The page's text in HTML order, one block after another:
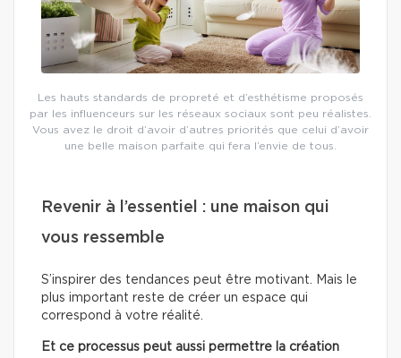
Les hauts standards de propreté et d’esthétisme proposés
par les influenceurs sur les réseaux sociaux sont peu réalistes.
Vous avez le droit d’avoir d’autres priorités que celui d’avoir
une belle maison parfaite qui fera l’envie de tous.
Revenir à l’essentiel : une maison qui
vous ressemble
S’inspirer des tendances peut être motivant. Mais le
plus important reste de créer un espace qui
correspond à votre réalité.
Et ce processus peut aussi permettre la création